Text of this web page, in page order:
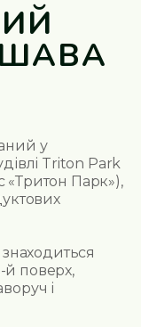
у
Triton Park
Парк»),
й поверх,
і